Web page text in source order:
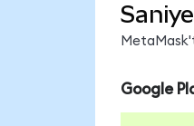
Google